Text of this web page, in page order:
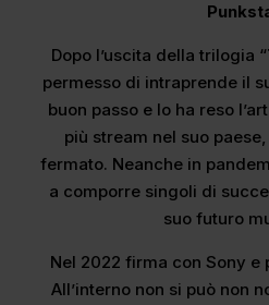
Dopo l’uscita della trilogia “
permesso di intraprende il
buon passo e lo ha reso
più stream nel suo paese,
fermato. Neanche in
a comporre singoli di
suo futuro
Nel 2022 firma con Sony e
All’interno non si può non